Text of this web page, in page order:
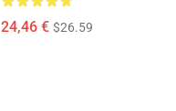
24,46 € $26.59